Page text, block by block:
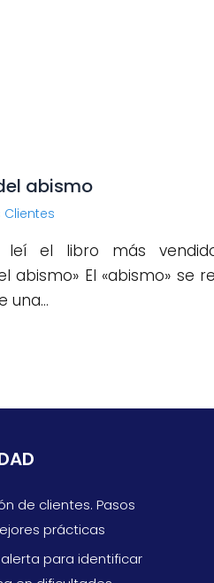
abismo
Clientes
leí el libro más
abismo» El «abismo» se
una…
de clientes. Pasos
prácticas
para identificar